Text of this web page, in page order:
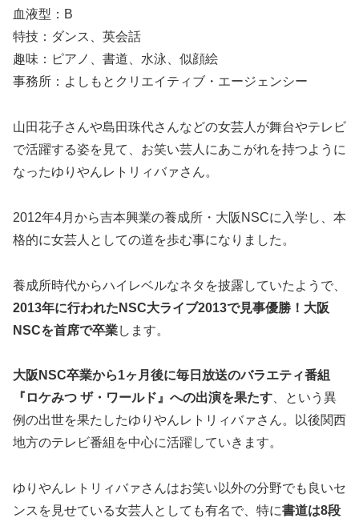
血液型：B
特技：ダンス、英会話
趣味：ピアノ、書道、水泳、似顔絵
事務所：よしもとクリエイティブ・エージェンシー
山田花子さんや島田珠代さんなどの女芸人が舞台やテレビ
で活躍する姿を見て、お笑い芸人にあこがれを持つように
なったゆりやんレトリィバァさん。
2012年4月から吉本興業の養成所・大阪NSCに入学し、本
格的に女芸人としての道を歩む事になりました。
養成所時代からハイレベルなネタを披露していたようで、
2013年に行われたNSC大ライブ2013で見事優勝！大阪
NSCを首席で卒業します。
大阪NSC卒業から1ヶ月後に毎日放送のバラエティ番組
『ロケみつ ザ・ワールド』への出演を果たす、という異
例の出世を果たしたゆりやんレトリィバァさん。以後関西
地方のテレビ番組を中心に活躍していきます。
ゆりやんレトリィバァさんはお笑い以外の分野でも良いセ
ンスを見せている女芸人としても有名で、特に書道は8段